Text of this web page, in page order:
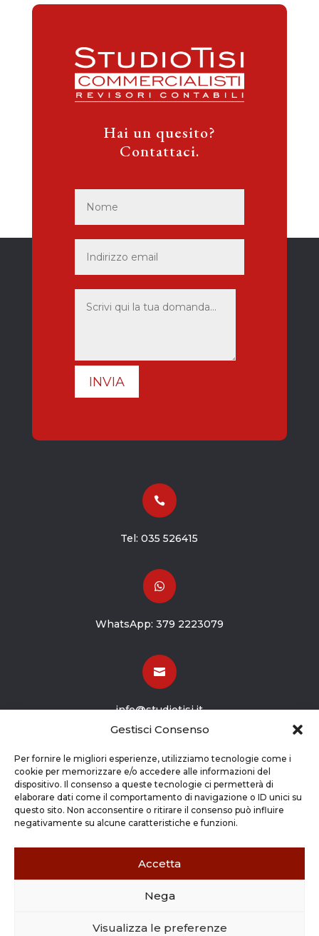
Gestisci Consenso
Per fornire le migliori esperienze, utilizziamo tecnologie come i
cookie per memorizzare e/o accedere alle informazioni del
dispositivo. Il consenso a queste tecnologie ci permetterà di
elaborare dati come il comportamento di navigazione o ID unici su
questo sito. Non acconsentire o ritirare il consenso può influire
negativamente su alcune caratteristiche e funzioni.
Accetta
Nega
Visualizza le preferenze
Hai un quesito?
Contattaci.
INVIA

Tel:035 526415

WhatsApp: 379 2223079

info@studiotisi.it

Viale Europa 8
Grassobbio BG (24050)
Copyright © 2026 STUDIO TISI SRL –
03263800165 |Credits| Cookie Policy